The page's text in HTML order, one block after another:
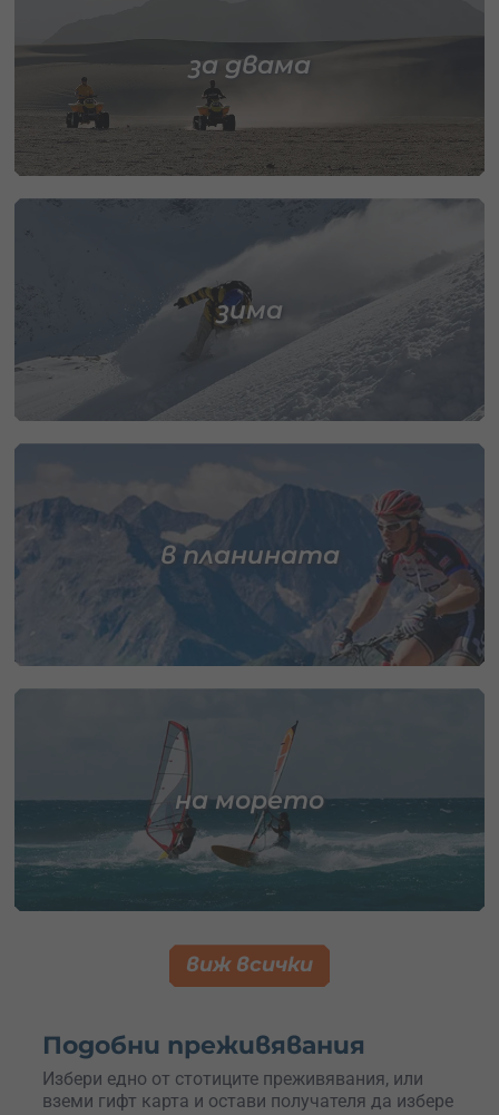
за двама
зима
в планината
на морето
виж всички
Подобни преживявания
Избери едно от стотиците преживявания, или
вземи гифт карта и остави получателя да избере